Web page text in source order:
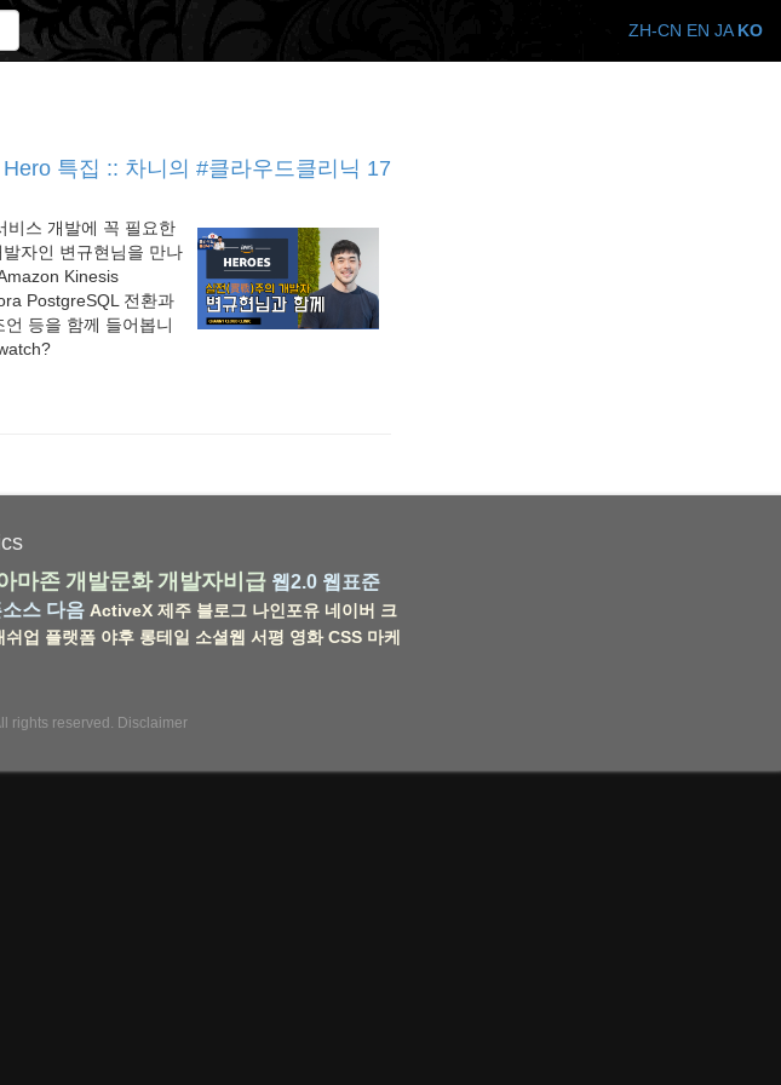
특집 :: 차니의 #클라우드클리닉 17
비스 개발에 꼭 필요한
자인 변규현님을 만나
Kinesis
PostgreSQL 전환과
등을 함께 들어봅니
마존 개발문화 개발자비급 웹2.0 웹표준
스 다음 ActiveX 제주 블로그 나인포유 네이버 크
쉬업 플랫폼 야후 롱테일 소셜웹 서평 영화 CSS 마케
rights reserved. Disclaimer
ZH-CN EN JA KO